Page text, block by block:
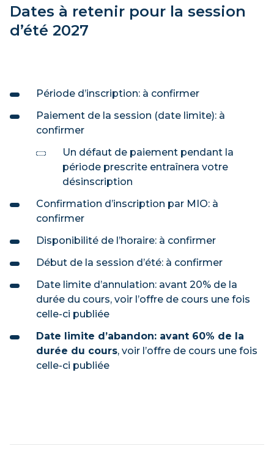
Dates à retenir pour la session
d’été 2027
Période d’inscription: à confirmer
Paiement de la session (date limite): à
confirmer
Un défaut de paiement pendant la
période prescrite entraînera votre
désinscription
Confirmation d’inscription par MIO: à
confirmer
Disponibilité de l’horaire: à confirmer
Début de la session d’été: à confirmer
Date limite d’annulation: avant 20% de la
durée du cours, voir l’offre de cours une fois
celle-ci publiée
Date limite d’abandon: avant 60% de la
durée du cours, voir l’offre de cours une fois
celle-ci publiée